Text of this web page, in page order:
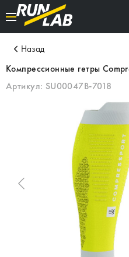
Назад
Компрессионные гетры
Артикул: SU00047B-7018